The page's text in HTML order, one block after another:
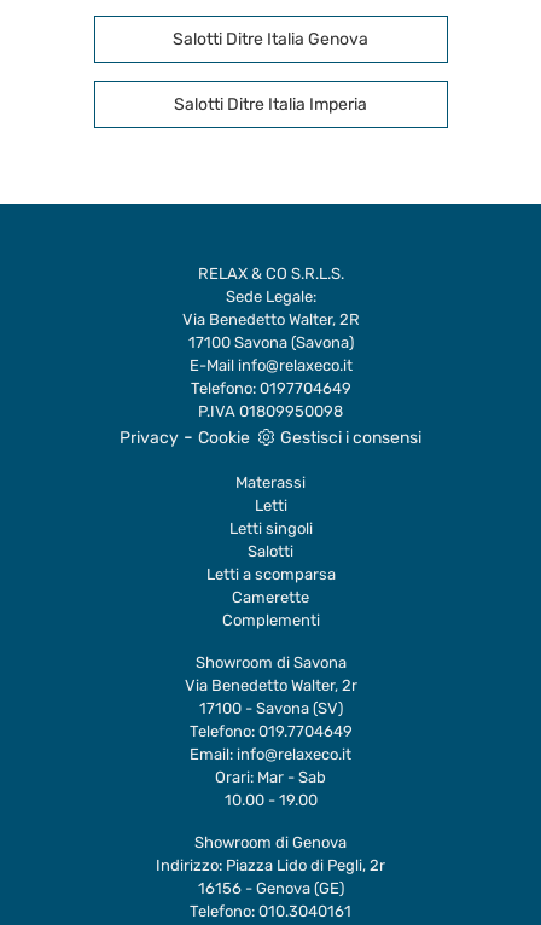
Salotti Ditre Italia Genova
Salotti Ditre Italia Imperia
RELAX & CO S.R.L.S.
Sede Legale:
Via Benedetto Walter, 2R
17100 Savona (Savona)
E-Mail info@relaxeco.it
Telefono: 0197704649
P.IVA 01809950098
Privacy - Cookie Gestisci i consensi
Materassi
Letti
Letti singoli
Salotti
Letti a scomparsa
Camerette
Complementi
Showroom di Savona
Via Benedetto Walter, 2r
17100 - Savona (SV)
Telefono: 019.7704649
Email: info@relaxeco.it
Orari: Mar - Sab
10.00 - 19.00
Showroom di Genova
Indirizzo: Piazza Lido di Pegli, 2r
16156 - Genova (GE)
Telefono: 010.3040161